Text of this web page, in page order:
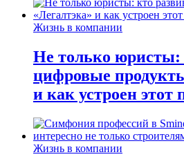
Жизнь в компании
Не только юристы:
цифровые
и как устроен этот
Жизнь в компании